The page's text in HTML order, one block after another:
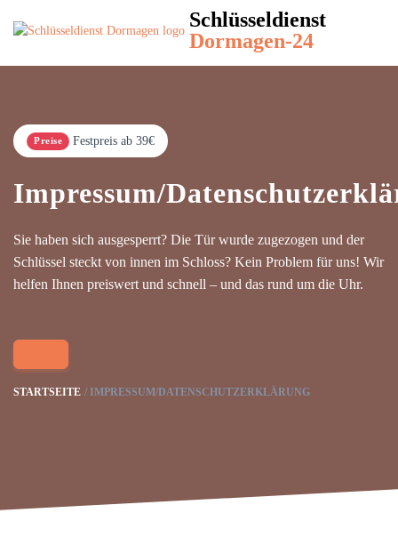
Schlüsseldienst
Dormagen-24
Preise Festpreis ab 39€
Impressum/
Sie haben sich ausgesperrt? Die Tür wurde zugezogen und der
Schlüssel steckt von innen im Schloss? Kein Problem für uns! Wir
helfen Ihnen preiswert und schnell – und das rund um die Uhr.
STARTSEITE IMPRESSUM/DATENSCHUTZERKLÄRUNG